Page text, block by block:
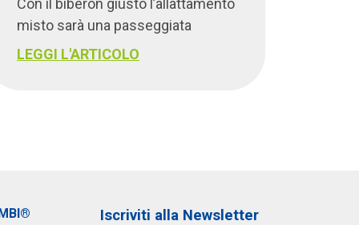
misto sarà una passeggiata
LEGGI L'ARTICOLO
Iscriviti alla Newsletter